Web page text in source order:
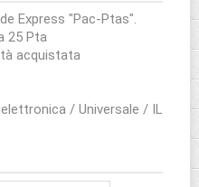
Express "Pac-Ptas".
25 Pta
acquistata
/ Universale / IL